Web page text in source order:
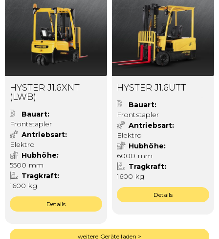
HYSTER J1.6XNT
(LWB)
Bauart
Frontstapler
Antriebsart
Elektro
Hubhöhe
5500 mm
Tragkraft
1600 kg
Details
HYSTER J1.6UTT
Bauart
Frontstapler
Antriebsart
Elektro
Hubhöhe
6000 mm
Tragkraft
1600 kg
Details
weitere Geräte laden >